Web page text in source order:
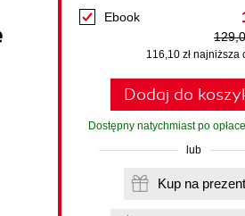
Ebook
116,10 zł najniższa
Dodaj do
Dostępny natychmiast po
lub
Kup na prezent